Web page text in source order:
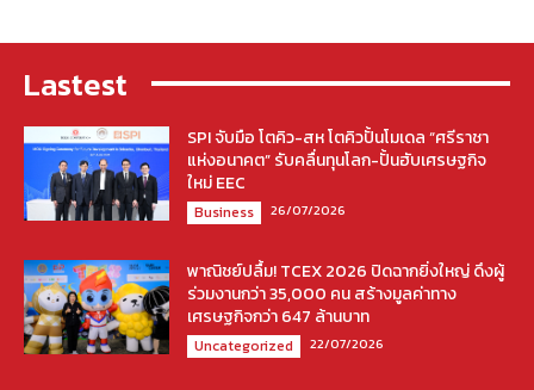
Lastest
SPI จับมือ โตคิว-สห โตคิวปั้นโมเดล “ศรีราชา
แห่งอนาคต” รับคลื่นทุนโลก-ปั้นฮับเศรษฐกิจ
ใหม่ EEC
Business 26/07/2026
พาณิชย์ปลื้ม! TCEX 2026 ปิดฉากยิ่งใหญ่ ดึงผู้
ร่วมงานกว่า 35,000 คน สร้างมูลค่าทาง
เศรษฐกิจกว่า 647 ล้านบาท
Uncategorized 22/07/2026